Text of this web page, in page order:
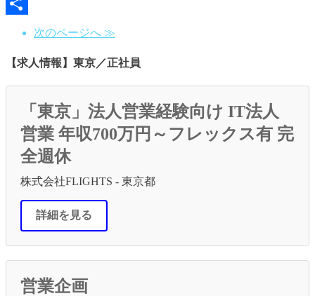
Line
次のページへ ≫
【求人情報】東京／正社員
「東京」法人営業経験向け IT法人
営業 年収700万円～フレックス有 完
全週休
株式会社FLIGHTS - 東京都
詳細を見る
営業企画